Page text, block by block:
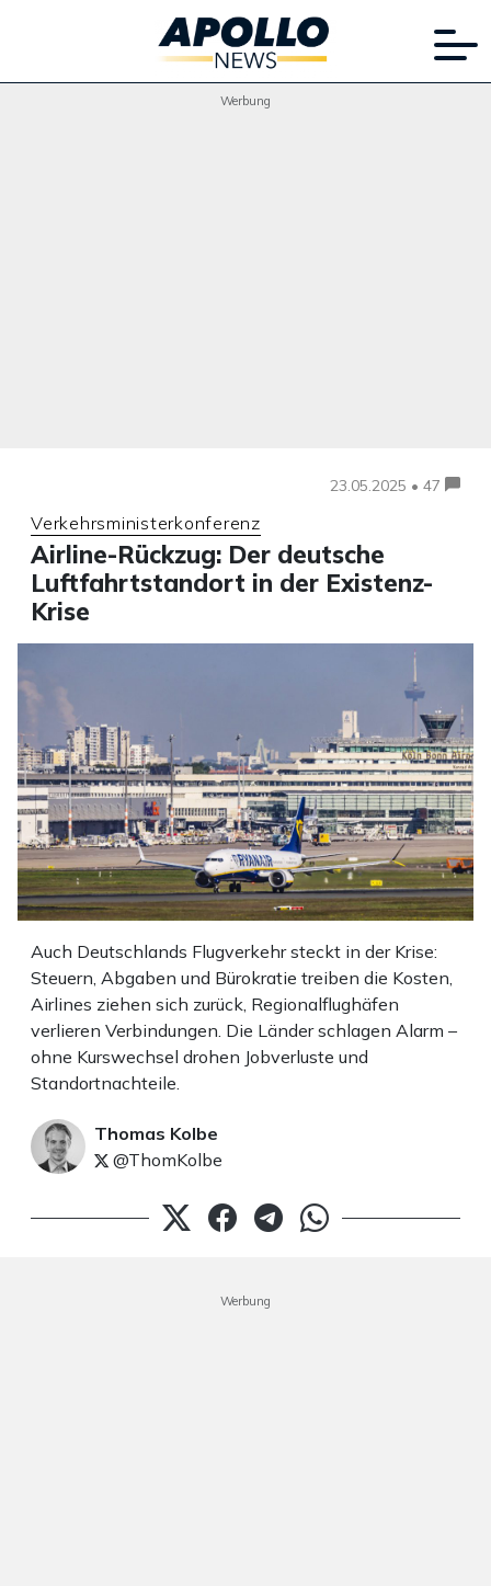
Werbung
23.05.2025 • 47
Verkehrsministerkonferenz
Airline-Rückzug: Der deutsche
Luftfahrtstandort in der Existenz-
Krise
Auch Deutschlands Flugverkehr steckt in der Krise:
Steuern, Abgaben und Bürokratie treiben die Kosten,
Airlines ziehen sich zurück, Regionalflughäfen
verlieren Verbindungen. Die Länder schlagen Alarm –
ohne Kurswechsel drohen Jobverluste und
Standortnachteile.
Thomas Kolbe
@ThomKolbe
Werbung